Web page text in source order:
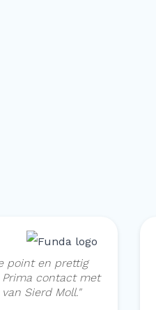
point en prettig
contact met
Sierd Moll. "